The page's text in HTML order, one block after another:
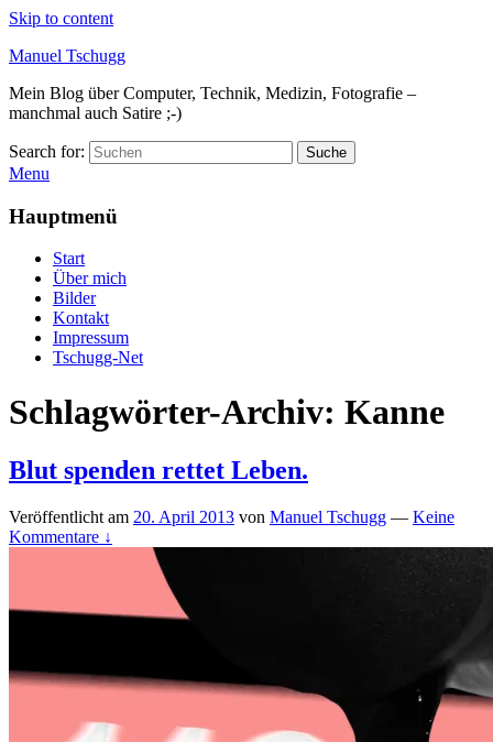
Skip to content
Manuel Tschugg
Mein Blog über Computer, Technik, Medizin, Fotografie –
manchmal auch Satire ;-)
Search for: Suche
Menu
Hauptmenü
Start
Über mich
Bilder
Kontakt
Impressum
Tschugg-Net
Schlagwörter-Archiv: Kanne
Blut spenden rettet Leben.
Veröffentlicht am 20. April 2013 von Manuel Tschugg — Keine
Kommentare ↓